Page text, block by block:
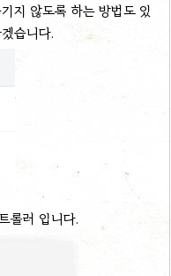
지 않도록 하는 방법도 있
습니다.
롤러 입니다.